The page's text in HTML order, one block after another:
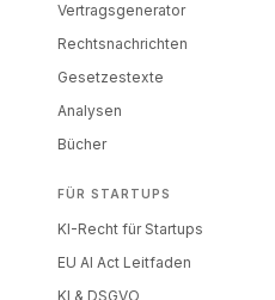
Vertragsgenerator
Rechtsnachrichten
Gesetzestexte
Analysen
Bücher
FÜR STARTUPS
KI-Recht für Startups
EU AI Act Leitfaden
KI & DSGVO